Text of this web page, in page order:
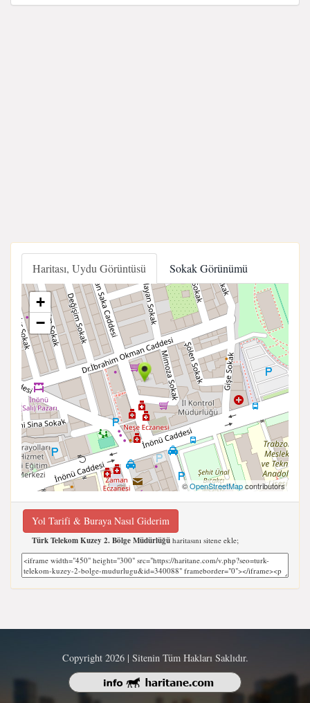
Haritası, Uydu Görüntüsü Sokak Görünümü
+
−
©OpenStreetMapcontributors
Yol Tarifi & Buraya Nasıl Giderim
Türk Telekom Kuzey 2. Bölge Müdürlüğü haritasını sitene ekle;
Copyright 2026 | Sitenin Tüm Hakları Saklıdır.